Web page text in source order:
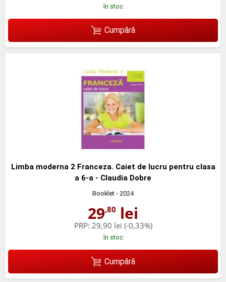
în stoc
Cumpără
Limba moderna 2 Franceza. Caiet de lucru pentru clasa
a 6-a - Claudia Dobre
Booklet - 2024
29,80 lei
PRP: 29,90 lei (-0,33%)
în stoc
Cumpără